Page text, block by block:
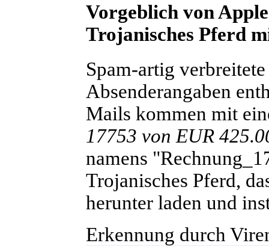
Vorgeblich von
Trojanisches Pferd
Spam-artig
Absenderangaben
Mails kommen mit
17753 von EUR
namens
Trojanisches Pferd,
herunter laden und
Erkennung durch